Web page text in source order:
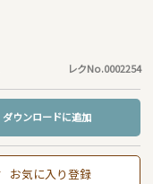
レクNo.0002254
ダウンロードに追加
お気に入り登録